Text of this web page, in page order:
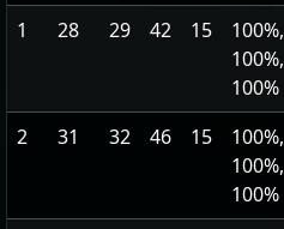
1
28 29 42 15
100%,
100%,
100%
2 31 32 46 15
100%,
100%,
100%